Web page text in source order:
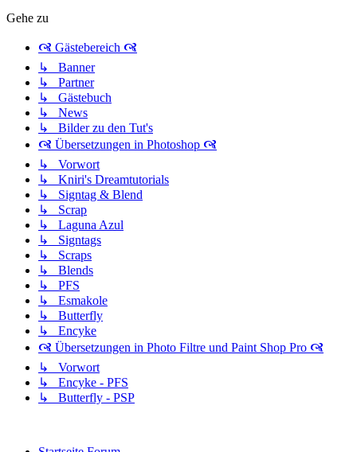
Gehe zu
🙧 Gästebereich 🙧
↳ Banner
↳ Partner
↳ Gästebuch
↳ News
↳ Bilder zu den Tut's
🙧 Übersetzungen in Photoshop 🙧
↳ Vorwort
↳ Kniri's Dreamtutorials
↳ Signtag & Blend
↳ Scrap
↳ Laguna Azul
↳ Signtags
↳ Scraps
↳ Blends
↳ PFS
↳ Esmakole
↳ Butterfly
↳ Encyke
🙧 Übersetzungen in Photo Filtre und Paint Shop Pro 🙧
↳ Vorwort
↳ Encyke - PFS
↳ Butterfly - PSP